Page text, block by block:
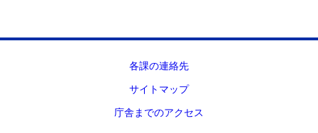
各課の連絡先
サイトマップ
庁舎までのアクセス